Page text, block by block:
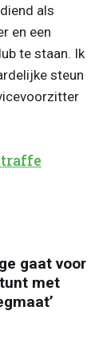
als
en een
te staan. Ik
steun
gaat voor
met